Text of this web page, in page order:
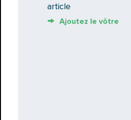
article
Ajoutez le vôtre